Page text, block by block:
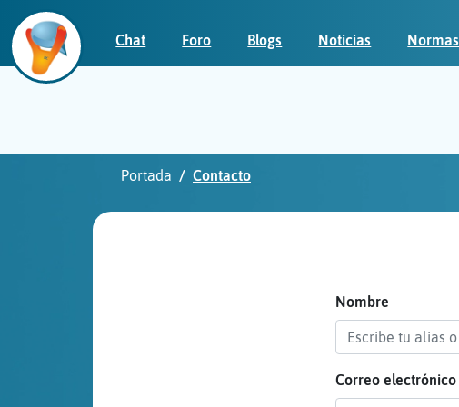
Chat Foro Blogs Noticias Normas
Portada Contacto
Nombre
Correo electrónico
Iniciar